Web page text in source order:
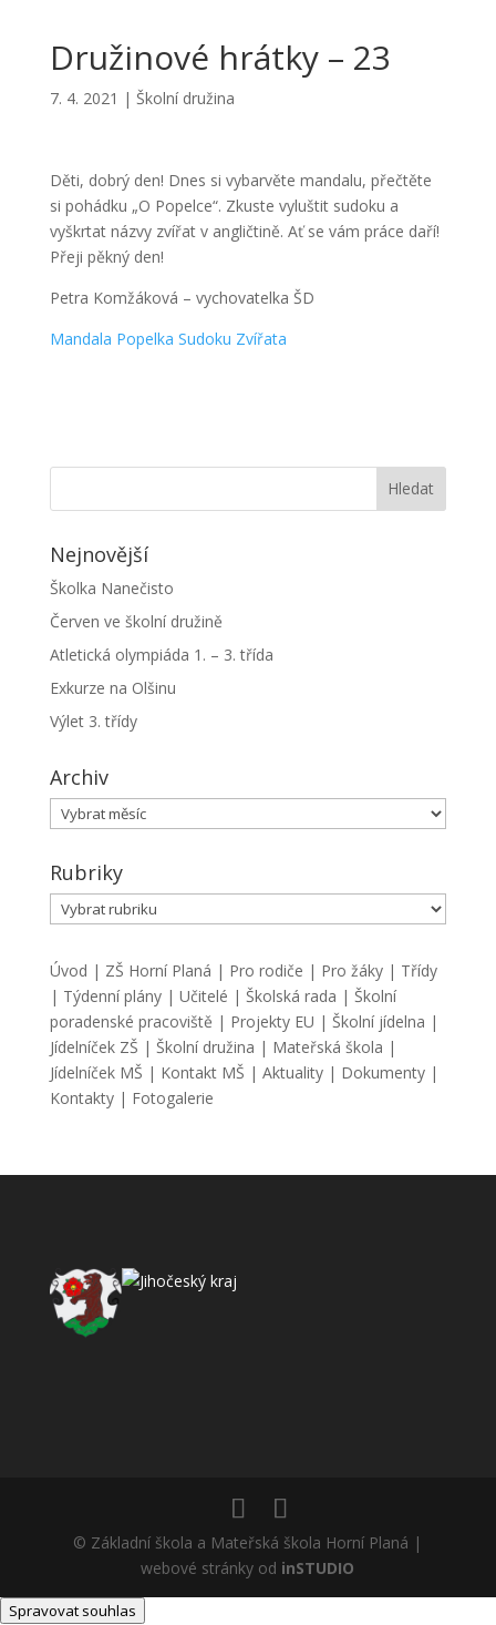
Družinové hrátky – 23
7. 4. 2021 | Školní družina
Děti, dobrý den! Dnes si vybarvěte mandalu, přečtěte
si pohádku „O Popelce“. Zkuste vyluštit sudoku a
vyškrtat názvy zvířat v angličtině. Ať se vám práce daří!
Přeji pěkný den!
Petra Komžáková – vychovatelka ŠD
Mandala Popelka Sudoku Zvířata
Nejnovější
Školka Nanečisto
Červen ve školní družině
Atletická olympiáda 1. – 3. třída
Exkurze na Olšinu
Výlet 3. třídy
Archiv
Archiv
Rubriky
Rubriky
Úvod | ZŠ Horní Planá | Pro rodiče | Pro žáky| Třídy
| Týdenní plány| Učitelé | Školská rada | Školní
poradenské pracoviště | Projekty EU | Školní jídelna |
Jídelníček ZŠ | Školní družina | Mateřská škola |
Jídelníček MŠ | Kontakt MŠ | Aktuality| Dokumenty|
Kontakty| Fotogalerie
© Základní škola a Mateřská škola Horní Planá |
webové stránky od inSTUDIO
Spravovat souhlas